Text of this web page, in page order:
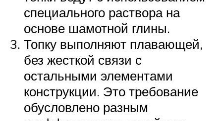
специального раствора на
основе шамотной глины.
Топку выполняют плавающей,
без жесткой связи с
остальными элементами
конструкции. Это требование
обусловлено разным